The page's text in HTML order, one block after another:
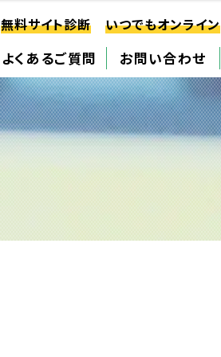
無料サイト診断 いつでもオンライン
よくあるご質問 お問い合わせ